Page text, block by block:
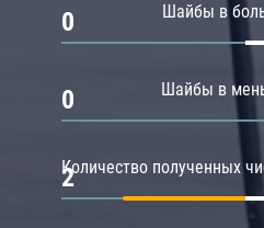
Шайбы в
0
Шайбы в
0
Количество полученных
2